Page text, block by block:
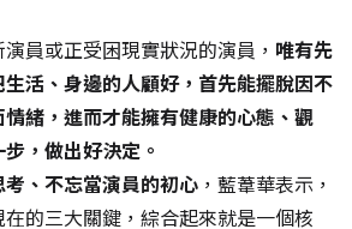
員或正受困現實狀況的演員， 唯有先
活、身邊的人顧好，首先能擺脫因不
緒，進而才能擁有健康的心態、觀
，做出好決定。
、不忘當演員的初心 ，藍葦華表示，
的三大關鍵，綜合起來就是一個核